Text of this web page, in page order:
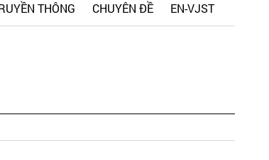
THÔNG CHUYÊN ĐỀ EN-VJST